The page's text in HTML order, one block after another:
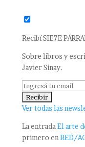
Recibí SIE7E
Sobre libros y
Javier Sinay.
Ver todas las
La entrada El arte
primero en RED/